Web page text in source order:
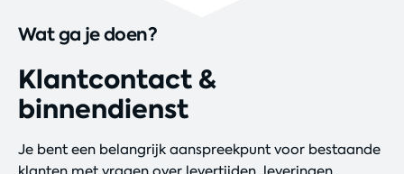
Wat ga je doen?
Klantcontact &
binnendienst
Je bent een belangrijk aanspreekpunt voor bestaande